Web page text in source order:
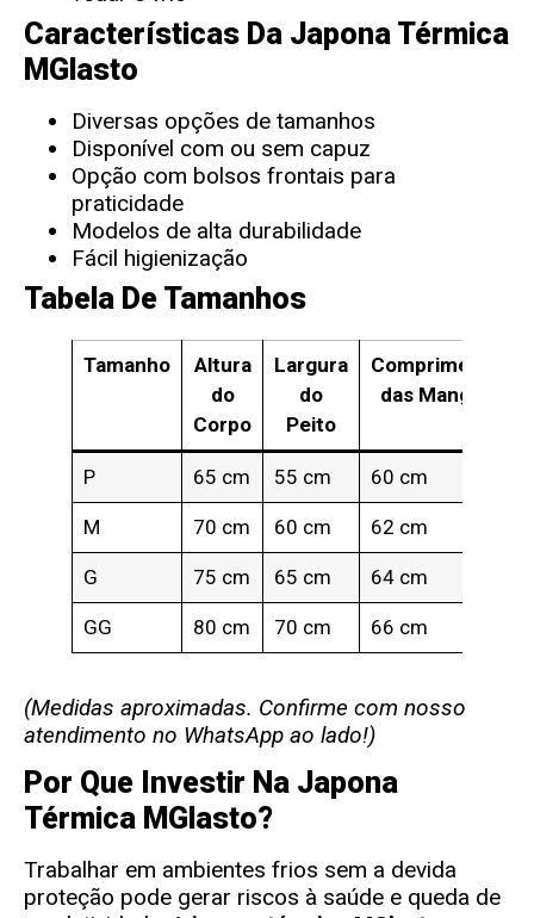
Características Da Japona Térmica
MGlasto
Diversas opções de tamanhos
Disponível com ou sem capuz
Opção com bolsos frontais para
praticidade
Modelos de alta durabilidade
Fácil higienização
Tabela De Tamanhos
Tamanho
Altura
do
Corpo
Largura
do
Peito
Comprimento
das Mangas
P 65 cm 55 cm 60 cm
M 70 cm 60 cm 62 cm
G 75 cm 65 cm 64 cm
GG 80 cm 70 cm 66 cm
(Medidas aproximadas. Confirme com nosso
atendimento no WhatsApp ao lado!)
Por Que Investir Na Japona
Térmica MGlasto?
Trabalhar em ambientes frios sem a devida
proteção pode gerar riscos à saúde e queda de